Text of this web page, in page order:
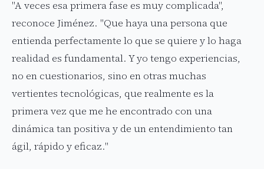
"A veces esa primera fase es muy complicada",
reconoce Jiménez. "Que haya una persona que
entienda perfectamente lo que se quiere y lo haga
realidad es fundamental. Y yo tengo experiencias,
no en cuestionarios, sino en otras muchas
vertientes tecnológicas, que realmente es la
primera vez que me he encontrado con una
dinámica tan positiva y de un entendimiento tan
ágil, rápido y eficaz."